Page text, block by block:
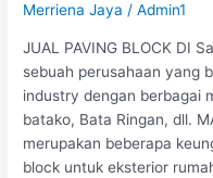
Merriena Jaya /Admin1
JUAL PAVING BLOCK DI
sebuah perusahaan yang
industry dengan berbagai
batako, Bata Ringan, dll.
merupakan beberapa
block untuk eksterior